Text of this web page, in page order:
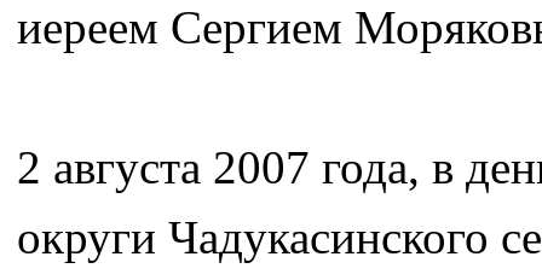
иереем Сергием
2 августа 2007 года, в
округи Чадукасинского